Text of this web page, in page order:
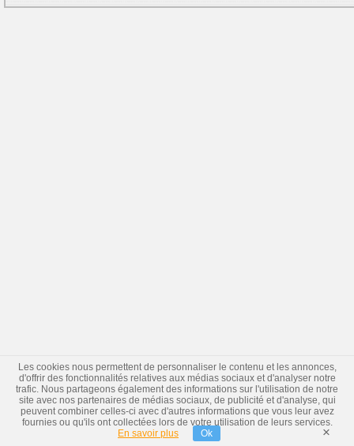
Les cookies nous permettent de personnaliser le contenu et les annonces,
d'offrir des fonctionnalités relatives aux médias sociaux et d'analyser notre
trafic. Nous partageons également des informations sur l'utilisation de notre
site avec nos partenaires de médias sociaux, de publicité et d'analyse, qui
peuvent combiner celles-ci avec d'autres informations que vous leur avez
fournies ou qu'ils ont collectées lors de votre utilisation de leurs services.
En savoir plus
Ok ×